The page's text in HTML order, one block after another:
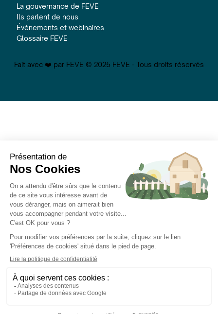
La gouvernance de FEVE
Ils parlent de nous
Événements et webinaires
Glossaire FEVE
Fait avec ❤️ par FEVE © 2025 FEVE - Tous droits réservés